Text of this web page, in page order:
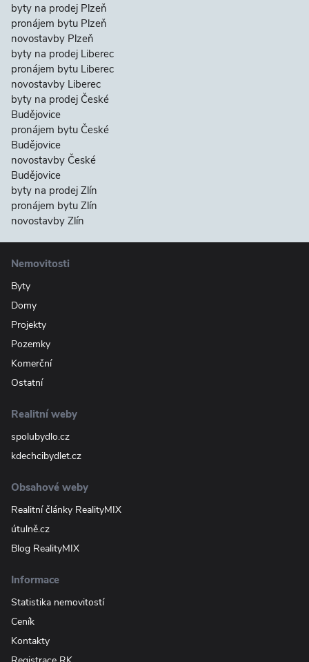
byty na prodej Plzeň
pronájem bytu Plzeň
novostavby Plzeň
byty na prodej Liberec
pronájem bytu Liberec
novostavby Liberec
byty na prodej České
Budějovice
pronájem bytu České
Budějovice
novostavby České
Budějovice
byty na prodej Zlín
pronájem bytu Zlín
novostavby Zlín
Nemovitosti
Byty
Domy
Projekty
Pozemky
Komerční
Ostatní
Realitní weby
spolubydlo.cz
kdechcibydlet.cz
Obsahové weby
Realitní články RealityMIX
útulně.cz
Blog RealityMIX
Informace
Statistika nemovitostí
Ceník
Kontakty